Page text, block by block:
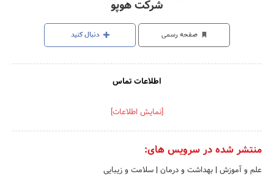
شرکت هوپو
صفحه رسمی دنبال کنید
اطلاعات تماس
[نمایش اطلاعات]
منتشر شده در سرویس های:
علم و آموزش | بهداشت و درمان | سلامت و زیبایی